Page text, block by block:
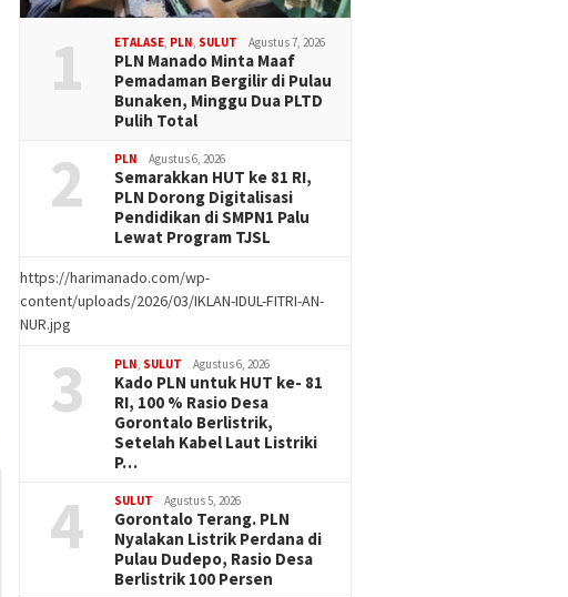
1 ETALASE PLN SULUT Agustus 7, 2026
PLN Manado Minta Maaf
Pemadaman Bergilir di Pulau
Bunaken, Minggu Dua PLTD
Pulih Total
2 PLN Agustus 6, 2026
Semarakkan HUT ke 81 RI,
PLN Dorong Digitalisasi
Pendidikan di SMPN1 Palu
Lewat Program TJSL
https://harimanado.com/wp-
content/uploads/2026/03/IKLAN-IDUL-FITRI-AN-
NUR.jpg
3 PLN SULUT Agustus 6, 2026
Kado PLN untuk HUT ke- 81
RI, 100 % Rasio Desa
Gorontalo Berlistrik,
Setelah Kabel Laut Listriki
P…
4 SULUT Agustus 5, 2026
Gorontalo Terang. PLN
Nyalakan Listrik Perdana di
Pulau Dudepo, Rasio Desa
Berlistrik 100 Persen